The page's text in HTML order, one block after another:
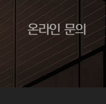
온라인 문의